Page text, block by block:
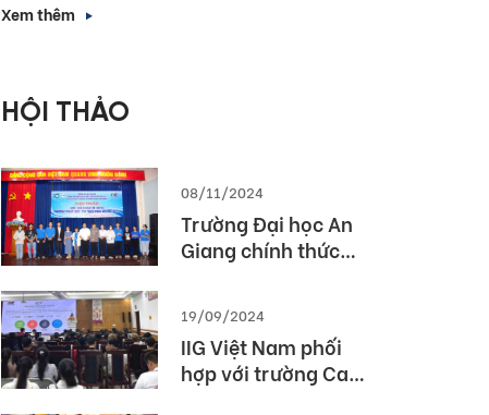
Xem thêm
HỘI THẢO
08/11/2024
Trường Đại học An
Giang chính thức
19/09/2024
IIG Việt Nam phối
hợp với trường Cao